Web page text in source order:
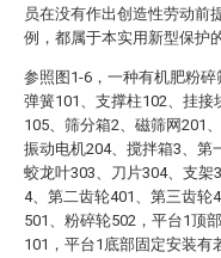
员在没有作出创造性劳动前
例，都属于本实用新型保护
参照图1-6，一种有机肥粉
弹簧101、支撑柱102、挂接
105、筛分箱2、磁筛网201
振动电机204、搅拌箱3、第
蛟龙叶303、刀片304、支
4、第二齿轮401、第三齿轮
501、粉碎轮502，平台1顶
101，平台1底部固定安装有